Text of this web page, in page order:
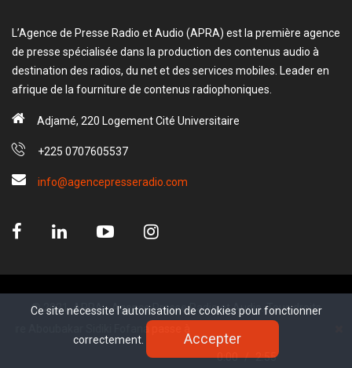
Aboubakar Sidiki Fofana passe à l’offensive contre l’anarchie urbaine.
0:00 / 2:55
Ce site nécessite l'autorisation de cookies pour fonctionner
correctement. Accepter
L’Agence de Presse Radio et Audio (APRA) est la première agence
de presse spécialisée dans la production des contenus audio à
destination des radios, du net et des services mobiles. Leader en
afrique de la fourniture de contenus radiophoniques.
Adjamé, 220 Logement Cité Universitaire
+225 0707605537
info@agencepresseradio.com
© 2021, APRA - Agence Presse Radio et Audio. Tous droits
www.sectester.io
Ce site nécessite l'autorisation de cookies pour fonctionner
correctement. Accepter